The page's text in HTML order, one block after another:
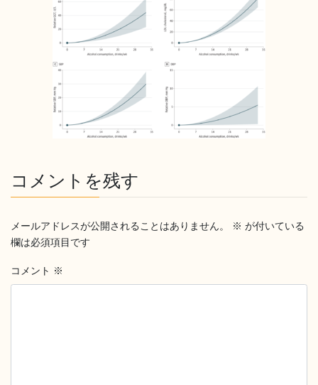
コメントを残す
メールアドレスが公開されることはありません。 ※ が付いている
欄は必須項目です
コメント ※